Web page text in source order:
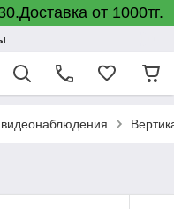
от 1000тг.